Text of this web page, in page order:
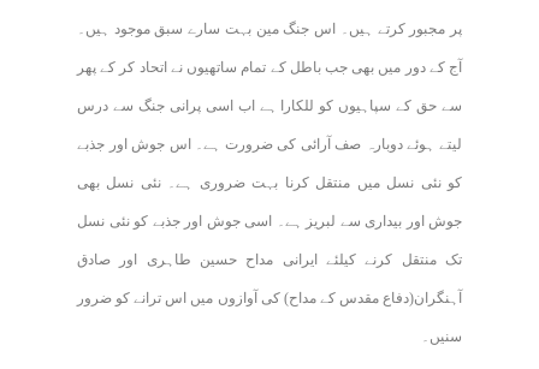
پر مجبور کرتے ہیں۔ اس جنگ مین بہت سارے سبق موجود ہیں۔
آج کے دور میں بھی جب باطل کے تمام ساتھیوں نے اتحاد کر کے پھر
سے حق کے سپاہیوں کو للکارا ہے اب اسی پرانی جنگ سے درس
لیتے ہوئے دوبارہ صف آرائی کی ضرورت ہے۔ اس جوش اور جذبے
کو نئی نسل میں منتقل کرنا بہت ضروری ہے۔ نئی نسل بھی
جوش اور بیداری سے لبریز ہے۔ اسی جوش اور جذبے کو نئی نسل
تک منتقل کرنے کیلئے ایرانی مداح حسین طاہری اور صادق
آہنگران(دفاع مقدس کے مداح) کی آوازوں میں اس ترانے کو ضرور
سنیں۔